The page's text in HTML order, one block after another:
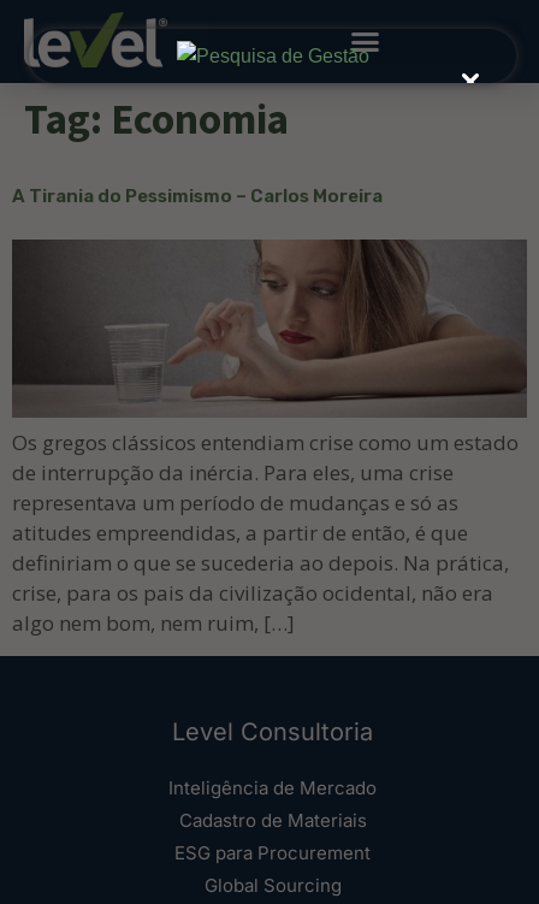
Tag: Economia
A Tirania do Pessimismo – Carlos Moreira
Os gregos clássicos entendiam crise como um estado
de interrupção da inércia. Para eles, uma crise
representava um período de mudanças e só as
atitudes empreendidas, a partir de então, é que
definiriam o que se sucederia ao depois. Na prática,
crise, para os pais da civilização ocidental, não era
algo nem bom, nem ruim, […]
Level Consultoria
Inteligência de Mercado
Cadastro de Materiais
ESG para Procurement
Global Sourcing